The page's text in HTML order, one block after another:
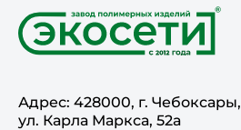
Адрес: 428000, г. Чебоксары,
ул. Карла Маркса, 52а